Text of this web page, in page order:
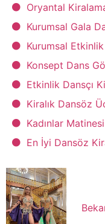
Oryantal
Kurumsal Gala
Kurumsal
Konsept Dans
Etkinlik Dansçı
Kiralık Dansöz
Kadınlar
En İyi Dansöz